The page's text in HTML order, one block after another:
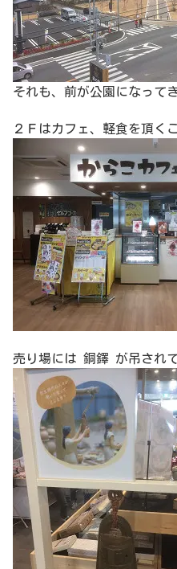
それも、前が公園になって
２Ｆはカフェ、軽食を頂く
売り場には 銅鐸 が吊され